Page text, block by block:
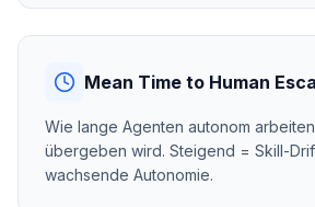
Mean Time to Human
Wie lange Agenten autonom
übergeben wird. Steigend = Skill-
wachsende Autonomie.